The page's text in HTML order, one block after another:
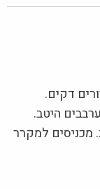
דקים.
היטב.
מכניסים למקרר